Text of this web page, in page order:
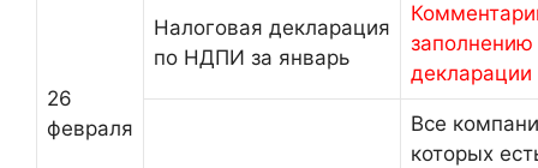
26
февраля
Налоговая декларация
по НДПИ за январь
заполнению
Все
которых